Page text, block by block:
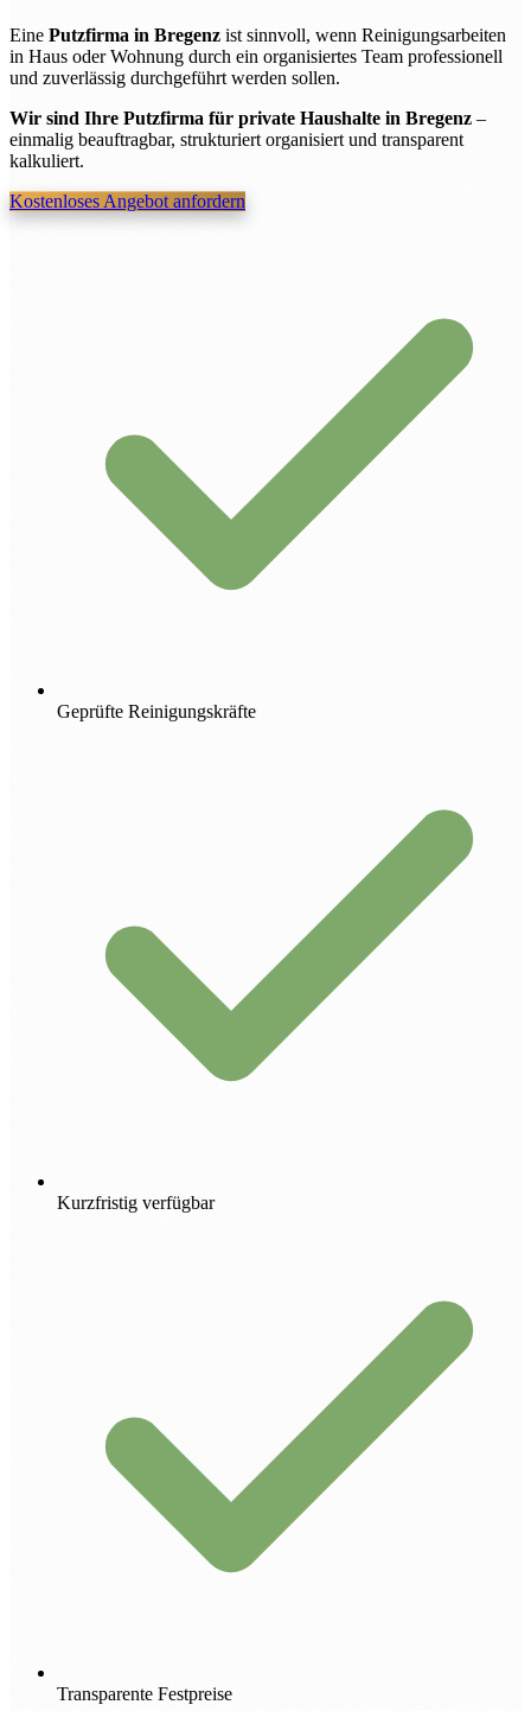
Eine Putzfirma in Bregenz ist sinnvoll, wenn Reinigungsarbeiten
in Haus oder Wohnung durch ein organisiertes Team professionell
und zuverlässig durchgeführt werden sollen.
Wir sind Ihre Putzfirma für private Haushalte in Bregenz–
einmalig beauftragbar, strukturiert organisiert und transparent
kalkuliert.
Kostenloses Angebot anfordern
Geprüfte Reinigungskräfte
Kurzfristig verfügbar
Transparente Festpreise